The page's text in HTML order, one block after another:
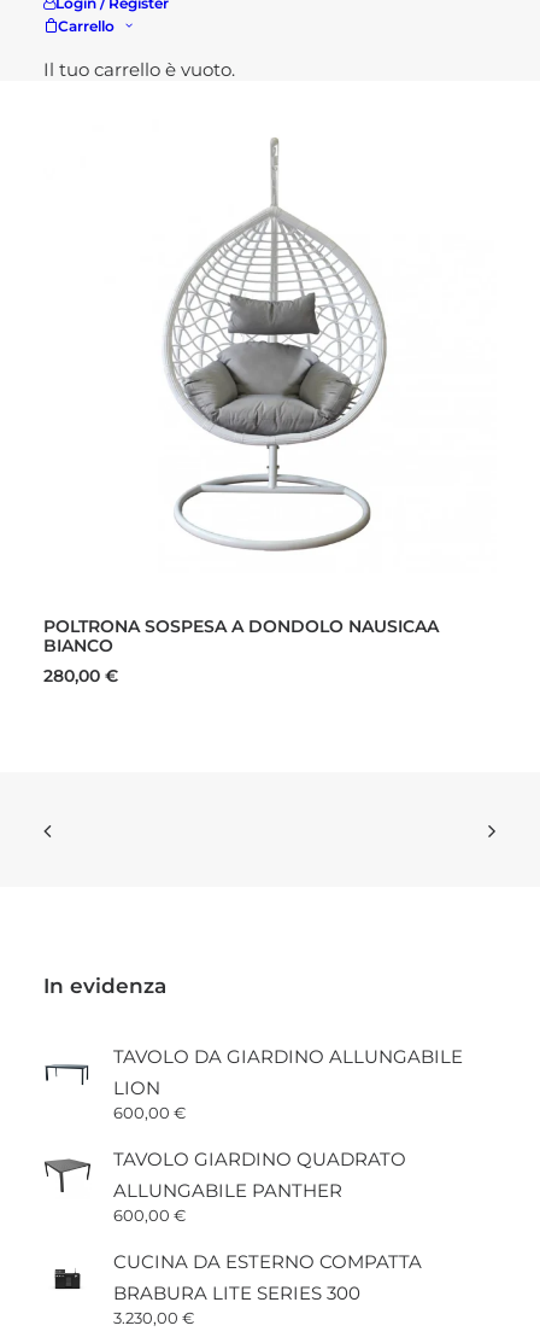
Carrello
Il tuo carrello è vuoto.
Potresti essere interessato a...
POLTRONA SOSPESA A DONDOLO NAUSICAA
BIANCO
280,00 €
In evidenza
TAVOLO DA GIARDINO ALLUNGABILE
LION
600,00 €
TAVOLO GIARDINO QUADRATO
ALLUNGABILE PANTHER
600,00 €
CUCINA DA ESTERNO COMPATTA
BRABURA LITE SERIES 300
3.230,00 €